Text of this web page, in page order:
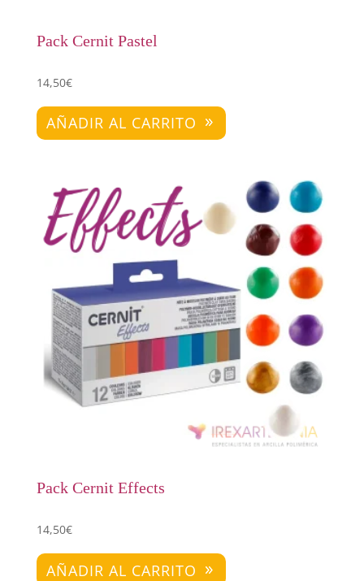
Pack Cernit Pastel
14,50€
AÑADIR AL CARRITO
Pack Cernit Effects
14,50€
AÑADIR AL CARRITO